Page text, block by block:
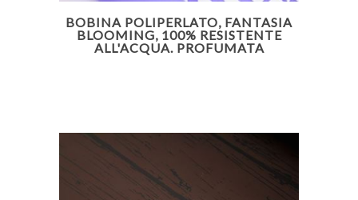
BOBINA POLIPERLATO, FANTASIA
BLOOMING, 100% RESISTENTE
ALL'ACQUA. PROFUMATA